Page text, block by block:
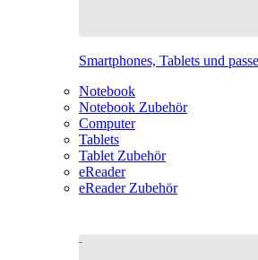
Smartphones, Tablets und
Notebook
Notebook Zubehör
Computer
Tablets
Tablet Zubehör
eReader
eReader Zubehör